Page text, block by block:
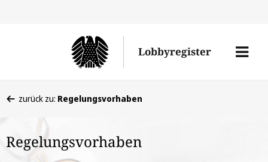
Lobbyregister
Menü
befinden
hier:
zurück zu: Regelungsvorhaben
Regelungsvorhaben